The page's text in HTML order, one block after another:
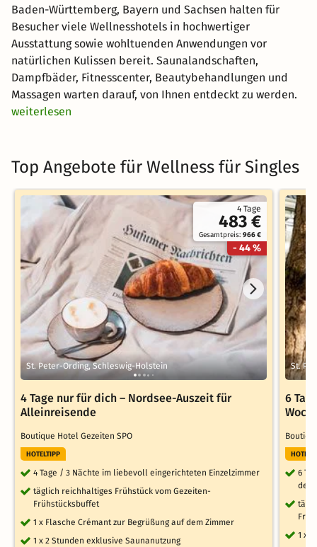
Baden-Württemberg, Bayern und Sachsen halten für
Besucher viele Wellnesshotels in hochwertiger
Ausstattung sowie wohltuenden Anwendungen vor
natürlichen Kulissen bereit. Saunalandschaften,
Dampfbäder, Fitnesscenter, Beautybehandlungen und
Massagen warten darauf, von Ihnen entdeckt zu werden.
weiterlesen
Top Angebote für Wellness für Singles
4 Tage
483 €
Gesamtpreis:966 €
- 44 %
St. Peter-Ording, Schleswig-Holstein
4 Tage nur für dich – Nordsee-Auszeit für
Alleinreisende
Boutique Hotel Gezeiten SPO
HOTELTIPP
4 Tage / 3 Nächte im liebevoll eingerichteten Einzelzimmer
täglich reichhaltiges Frühstück vom Gezeiten-
Frühstücksbuffet
1 x Flasche Crémant zur Begrüßung auf dem Zimmer
1 x 2 Stunden exklusive Saunanutzung
St.
6
6
des
1 x